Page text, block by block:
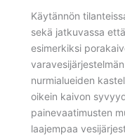
Käytännön
sekä jatkuvassa
esimerkiksi
nurmialueiden
oikein kaivon
painevaatimusten
laajempaa